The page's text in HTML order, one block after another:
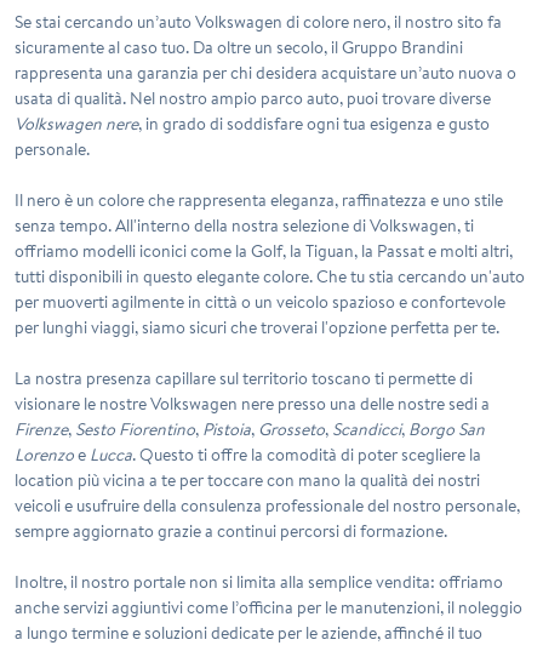
Se stai cercando un’autoVolkswagen di colore nero, il nostro sito fa
sicuramente al caso tuo. Da oltre un secolo, il Gruppo Brandini
rappresenta una garanzia per chi desidera acquistare un’auto nuova o
usata di qualità. Nel nostro ampio parco auto, puoi trovare diverse
Volkswagen nere, in grado di soddisfare ogni tua esigenza e gusto
personale.
Il nero è un colore che rappresenta eleganza, raffinatezza e uno stile
senza tempo. All'interno della nostra selezione diVolkswagen, ti
offriamo modelli iconici come la Golf, la Tiguan, la Passat e molti altri,
tutti disponibili in questo elegante colore. Che tu stia cercando un'auto
per muoverti agilmente in città o un veicolo spazioso e confortevole
per lunghi viaggi, siamo sicuri che troverai l'opzione perfetta per te.
La nostra presenza capillare sul territorio toscano ti permette di
visionare le nostreVolkswagen nere presso una delle nostre sedi a
Firenze, Sesto Fiorentino, Pistoia, Grosseto, Scandicci, Borgo San
Lorenzoe Lucca. Questo ti offre la comodità di poter scegliere la
location più vicina a te per toccare con mano la qualità dei nostri
veicoli e usufruire della consulenza professionale del nostro personale,
sempre aggiornato grazie a continui percorsi di formazione.
Inoltre, il nostro portale non si limita alla semplice vendita: offriamo
anche servizi aggiuntivi come l’officina per le manutenzioni, il noleggio
a lungo termine e soluzioni dedicate per le aziende, affinché il tuo